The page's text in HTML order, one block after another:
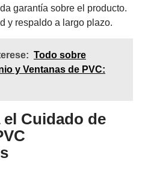
garantía sobre el producto.
y respaldo a largo plazo.
Todo sobre
y Ventanas de PVC:
Cuidado de